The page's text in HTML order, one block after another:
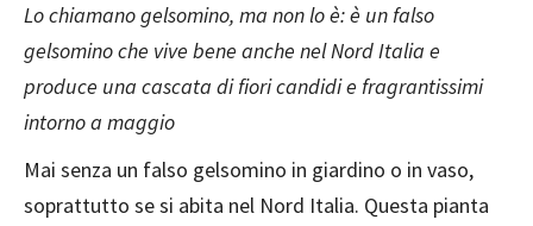
Lo chiamano gelsomino, ma non lo è: è un falso
gelsomino che vive bene anche nel Nord Italia e
produce una cascata di fiori candidi e fragrantissimi
intorno a maggio
Mai senza un falso gelsomino in giardino o in vaso,
soprattutto se si abita nel Nord Italia. Questa pianta